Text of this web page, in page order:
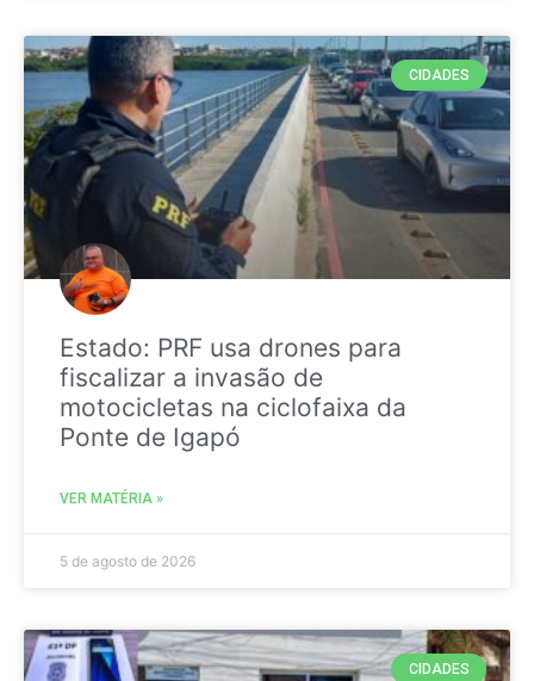
CIDADES
Estado: PRF usa drones para
fiscalizar a invasão de
motocicletas na ciclofaixa da
Ponte de Igapó
VER MATÉRIA »
5 de agosto de 2026
CIDADES